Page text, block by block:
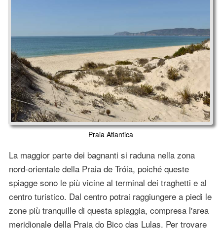
Praia Atlantica
La maggior parte dei bagnanti si raduna nella zona
nord-orientale della Praia de Tróia, poiché queste
spiagge sono le più vicine al terminal dei traghetti e al
centro turistico. Dal centro potrai raggiungere a piedi le
zone più tranquille di questa spiaggia, compresa l'area
meridionale della Praia do Bico das Lulas. Per trovare